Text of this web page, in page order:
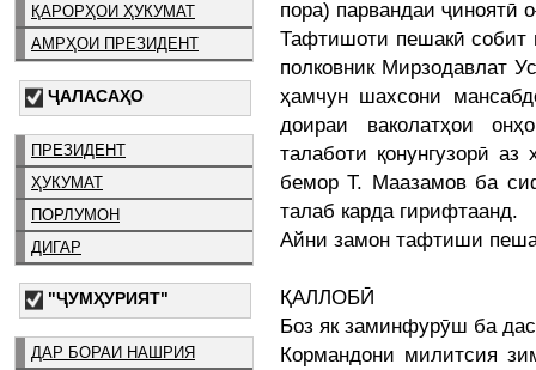
ҚАРОРҲОИ ҲУКУМАТ
АМРҲОИ ПРЕЗИДЕНТ
ҶАЛАСАҲО
ПРЕЗИДЕНТ
ҲУКУМАТ
ПОРЛУМОН
ДИГАР
"ҶУМҲУРИЯТ"
ДАР БОРАИ НАШРИЯ
пора) парвандаи ҷиноятӣ
Тафтишоти пешакӣ собит
полковник Мирзодавлат
ҳамчун шахсони
доираи ваколатҳои
талаботи қонунгузорӣ
бемор Т. Маазамов ба
талаб карда гирифтаанд.
Айни замон тафтиши
ҚАЛЛОБӢ
Боз як заминфурӯш ба
Кормандони милитсия